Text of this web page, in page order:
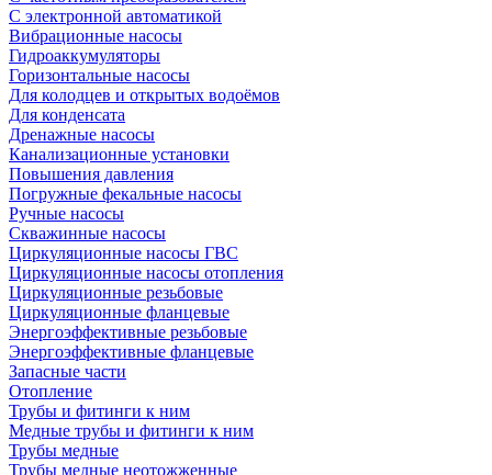
С электронной автоматикой
Вибрационные насосы
Гидроаккумуляторы
Горизонтальные насосы
Для колодцев и открытых водоёмов
Для конденсата
Дренажные насосы
Канализационные установки
Повышения давления
Погружные фекальные насосы
Ручные насосы
Скважинные насосы
Циркуляционные насосы ГВС
Циркуляционные насосы отопления
Циркуляционные резьбовые
Циркуляционные фланцевые
Энергоэффективные резьбовые
Энергоэффективные фланцевые
Запасные части
Отопление
Трубы и фитинги к ним
Медные трубы и фитинги к ним
Трубы медные
Трубы медные неотожженные